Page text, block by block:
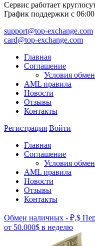
Сервис работает
График поддержки с
support@top-exchange.com
card@top-exchange.com
Главная
Соглашение
Условия
AML правила
Новости
Отзывы
Контакты
Регистрация Войти
Главная
Соглашение
Условия
AML правила
Новости
Отзывы
Контакты
Обмен наличных - ₽,$
от 50.000$ в неделю